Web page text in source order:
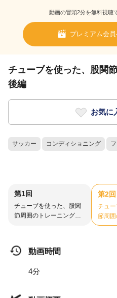
動画の冒頭2分を無料視聴
プレミアム会
チューブを使った、股関
後編
お気に
サッカー コンディショニング
第1回
チューブを使った、股関
節周囲のトレーニング！
第2回
チュ
節周
後編
動画時間
4分